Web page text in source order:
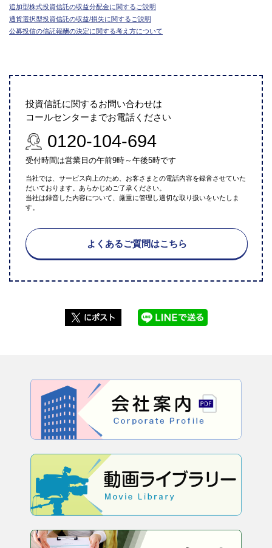
追加型株式投資信託の収益分配金に関するご説明
通貨選択型投資信託の収益/損失に関するご説明
公募投信の信託報酬の決定に関する考え方について
投資信託に関するお問い合わせは
コールセンターまでお電話ください
0120-104-694
受付時間は営業日の午前9時～午後5時です
当社では、サービス向上のため、お客さまとの電話内容を録音させていた
だいております。あらかじめご了承ください。
当社は録音した内容について、厳重に管理し適切な取り扱いをいたしま
す。
よくあるご質問はこちら